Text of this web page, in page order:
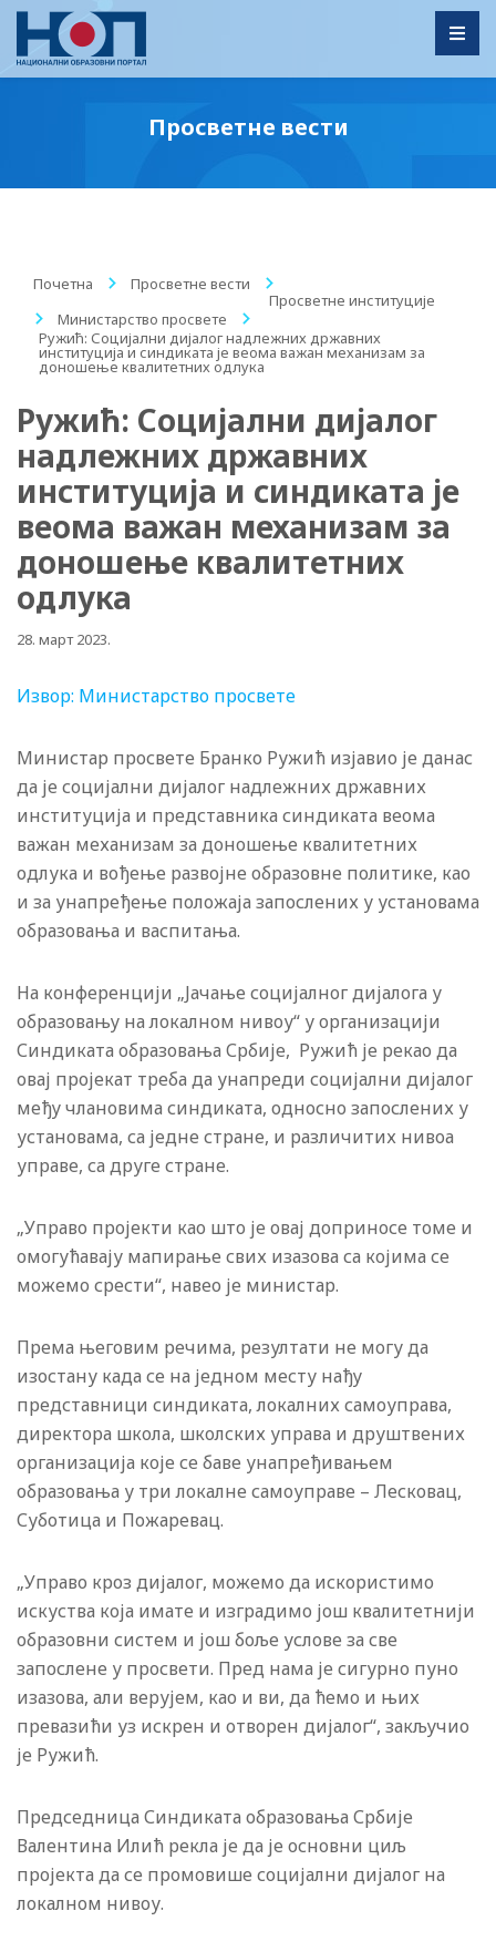
Просветне вести
Почетна / Просветне вести
/
Просветне институције
/
Министарство просвете
/
Ружић: Социјални дијалог надлежних државних
институција и синдиката је веома важан механизам за
доношење квалитетних одлука
Ружић: Социјални дијалог
надлежних државних
институција и синдиката је
веома важан механизам за
доношење квалитетних
одлука
28. март 2023.
Извор: Министарство просвете
Министар просвете Бранко Ружић изјавио је данас
да је социјални дијалог надлежних државних
институција и представника синдиката веома
важан механизам за доношење квалитетних
одлука и вођење развојне образовне политике, као
и за унапређење положаја запослених у установама
образовања и васпитања.
На конференцији „Јачање социјалног дијалога у
образовању на локалном нивоу“ у организацији
Синдиката образовања Србије, Ружић је рекао да
овај пројекат треба да унапреди социјални дијалог
међу члановима синдиката, односно запослених у
установама, са једне стране, и различитих нивоа
управе, са друге стране.
„Управо пројекти као што је овај доприносе томе и
омогућавају мапирање свих изазова са којима се
можемо срести“, навео је министар.
Према његовим речима, резултати не могу да
изостану када се на једном месту нађу
представници синдиката, локалних самоуправа,
директора школа, школских управа и друштвених
организација које се баве унапређивањем
образовања у три локалне самоуправе – Лесковац,
Суботица и Пожаревац.
„Управо кроз дијалог, можемо да искористимо
искуства која имате и изградимо још квалитетнији
образовни систем и још боље услове за све
запослене у просвети. Пред нама је сигурно пуно
изазова, али верујем, као и ви, да ћемо и њих
превазићи уз искрен и отворен дијалог“, закључио
је Ружић.
Председница Синдиката образовања Србије
Валентина Илић рекла је да је основни циљ
пројекта да се промовише социјални дијалог на
локалном нивоу.